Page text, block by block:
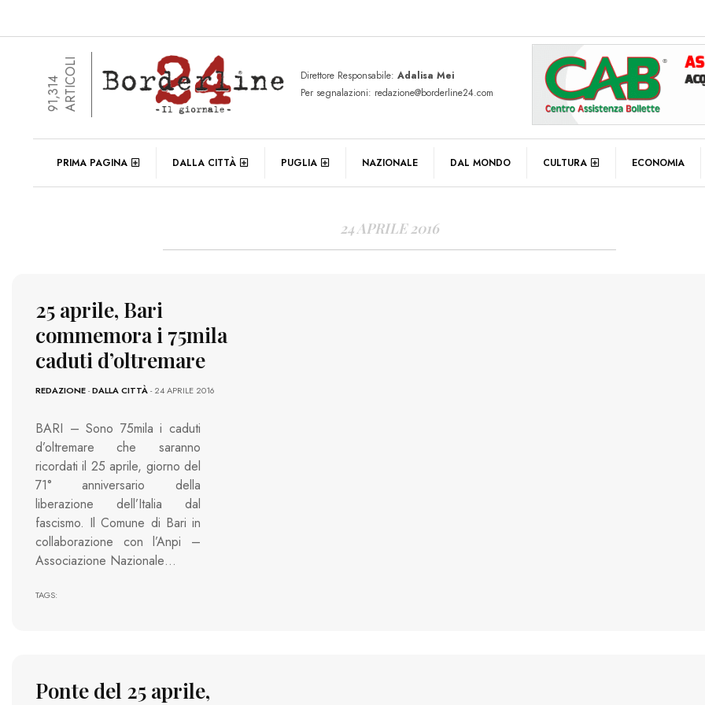
91,314ARTICOLI Direttore Responsabile: Adalisa Mei
Per segnalazioni: redazione@borderline24.com
PRIMA PAGINA DALLA CITTÀ PUGLIA NAZIONALE DAL MONDO CULTURA ECONOMIA
DAILY ARCHIVES
24 APRILE 2016
25 aprile, Bari
commemora i 75mila
caduti d’oltremare
REDAZIONE-DALLA CITTÀ- 24 APRILE 2016
BARI – Sono 75mila i caduti
d’oltremare che saranno
ricordati il 25 aprile, giorno del
71° anniversario della
liberazione dell’Italia dal
fascismo. Il Comune di Bari in
collaborazione con l’Anpi –
Associazione Nazionale…
TAGS:
Ponte del 25 aprile,